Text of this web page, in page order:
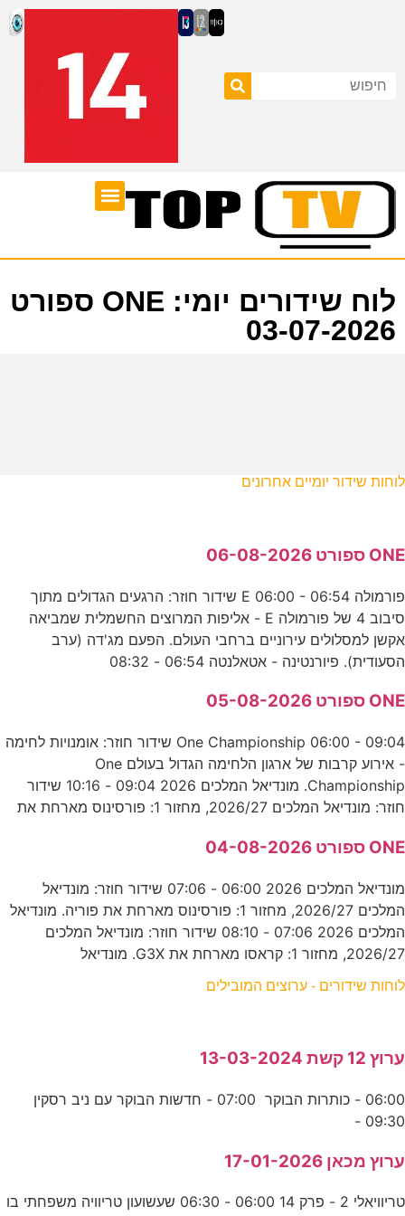
לוח שידורים יומי: ONE ספורט
03-07-2026
לוחות שידור יומיים אחרונים
ONE ספורט 06-08-2026
פורמולה E 06:00 - 06:54 שידור חוזר: הרגעים הגדולים מתוך
סיבוב 4 של פורמולה E - אליפות המרוצים החשמלית שמביאה
אקשן למסלולים עירוניים ברחבי העולם. הפעם מג'דה (ערב
הסעודית). פיורנטינה - אטאלנטה 06:54 - 08:32
ONE ספורט 05-08-2026
One Championship 06:00 - 09:04 שידור חוזר: אומנויות לחימה
- אירוע קרבות של ארגון הלחימה הגדול בעולם One
Championship. מונדיאל המלכים 2026 09:04 - 10:16 שידור
חוזר: מונדיאל המלכים 2026/27, מחזור 1: פורסינוס מארחת את
ONE ספורט 04-08-2026
מונדיאל המלכים 2026 06:00 - 07:06 שידור חוזר: מונדיאל
המלכים 2026/27, מחזור 1: פורסינוס מארחת את פוריה. מונדיאל
המלכים 2026 07:06 - 08:10 שידור חוזר: מונדיאל המלכים
2026/27, מחזור 1: קראסו מארחת את G3X. מונדיאל
לוחות שידורים - ערוצים המובילים
ערוץ 12 קשת 13-03-2024
06:00 - כותרות הבוקר 07:00 - חדשות הבוקר עם ניב רסקין
09:30 -
ערוץ מכאן 17-01-2026
טריוויאלי 2 - פרק 14 06:00 - 06:30 שעשועון טריוויה משפחתי בו